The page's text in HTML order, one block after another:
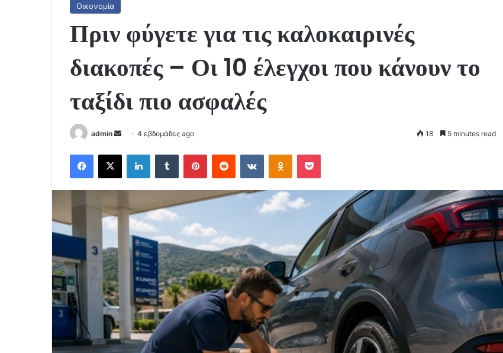
Οικονομία
Πριν φύγετε για τις καλοκαιρινές
διακοπές – Οι 10 έλεγχοι που κάνουν το
ταξίδι πιο ασφαλές
admin
Send
email
4 εβδομάδες ago 18 5 minutes read
Facebook
X LinkedInTumblr PinterestReddit VKontakteOdnoklassniki
Pocket